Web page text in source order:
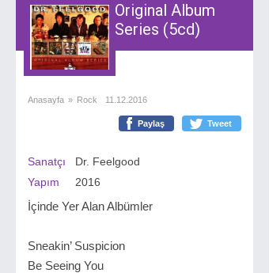
Original Album
Series (5cd)
Anasayfa » Rock 11.12.2016
Paylaş Tweet
Sanatçı
Dr. Feelgood
Yapım
2016
İçinde Yer Alan Albümler
Sneakin’ Suspicion
Be Seeing You